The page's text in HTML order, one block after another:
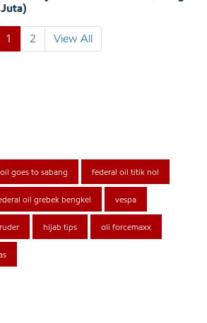
1 2 View All
goes to sabang federal oil titik nol
oil grebek bengkel vespa
hijab tips oli forcemaxx